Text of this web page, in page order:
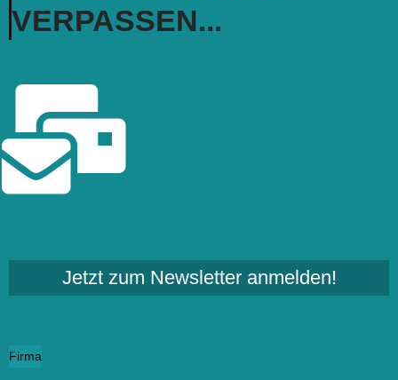
VERPASSEN...
Jetzt zum Newsletter anmelden!
Firma